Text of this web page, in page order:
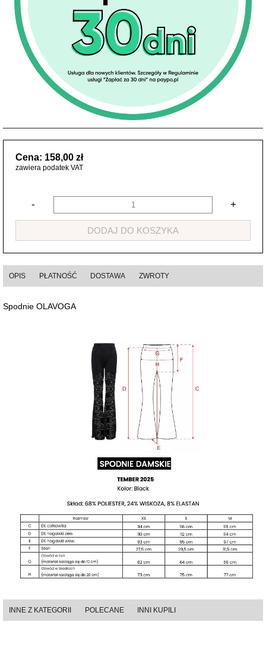
Cena: 158,00 zł
zawiera podatek VAT
- +
DODAJ DO KOSZYKA
OPIS PŁATNOŚĆ DOSTAWA ZWROTY
Spodnie OLAVOGA
INNE Z KATEGORII POLECANE INNI KUPILI